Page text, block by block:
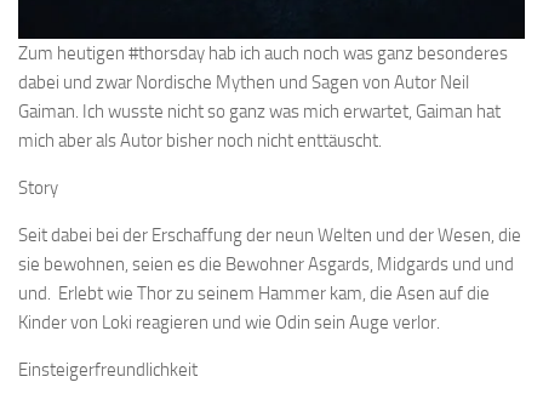
Zum heutigen #thorsday hab ich auch noch was ganz besonderes
dabei und zwar Nordische Mythen und Sagen von Autor Neil
Gaiman. Ich wusste nicht so ganz was mich erwartet, Gaiman hat
mich aber als Autor bisher noch nicht enttäuscht.
Story
Seit dabei bei der Erschaffung der neun Welten und der Wesen, die
sie bewohnen, seien es die Bewohner Asgards, Midgards und und
und. Erlebt wie Thor zu seinem Hammer kam, die Asen auf die
Kinder von Loki reagieren und wie Odin sein Auge verlor.
Einsteigerfreundlichkeit